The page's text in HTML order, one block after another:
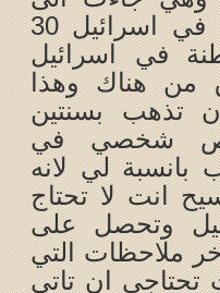
هنا وهي ذهبة وعاشة في اسرائيل 30
في اسرائيل
من هناك وهذا
تذهب بسنتين
شخصي في
بانسبة لي لانه
انت لا تحتاج
وتحصل على
ملاحظات التي
تحتاجي ان تاتي